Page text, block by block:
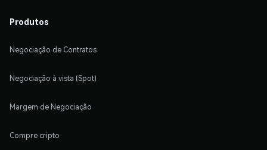
Produtos
Negociação de Contratos
Negociação à vista (Spot)
Margem de Negociação
Compre cripto